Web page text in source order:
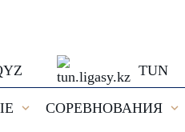
TUN
СОРЕВНОВАНИЯ